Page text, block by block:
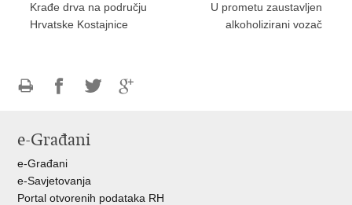
​Krađe drva na području
Hrvatske Kostajnice
​U prometu zaustavljen
alkoholizirani vozač
FacebookuTwitteru
e-Građani
e-Građani
e-Savjetovanja
Portal otvorenih podataka RH